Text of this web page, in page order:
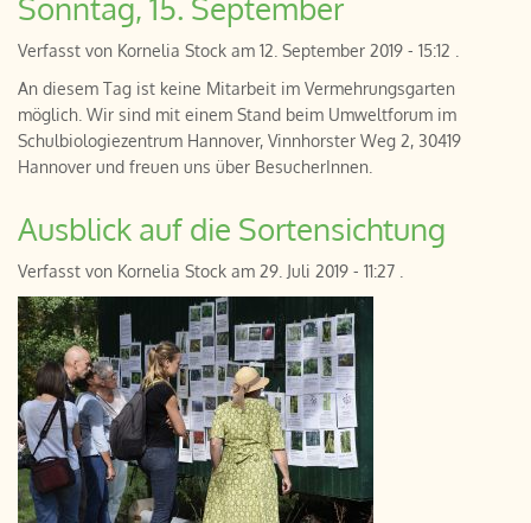
Verfasst von Kornelia Stock am 12. September 2019 - 15:12
An diesem Tag ist keine Mitarbeit im Vermehrungsgarten
möglich. Wir sind mit einem Stand beim Umweltforum im
Schulbiologiezentrum Hannover, Vinnhorster Weg 2, 30419
Hannover und freuen uns über BesucherInnen.
Ausblick auf die Sortensichtung
Verfasst von Kornelia Stock am 29. Juli 2019 - 11:27